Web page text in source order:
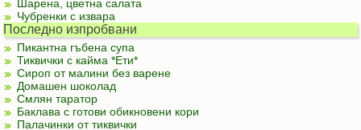
Шарена, цветна салата
Чубренки с извара
Последно изпробвани
Пикантна гъбена супа
Тиквички с кайма *Ети*
Сироп от малини без варене
Домашен шоколад
Смлян таратор
Баклава с готови обикновени кори
Палачинки от тиквички